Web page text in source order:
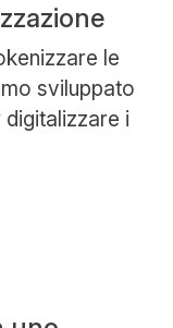
le
sviluppato
i